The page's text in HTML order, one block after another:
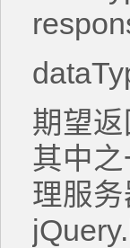
期望返
其中
理服